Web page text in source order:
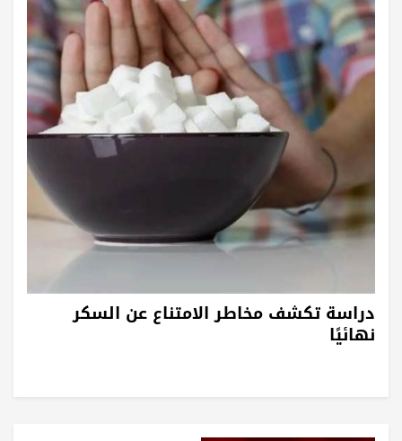
دراسة تكشف مخاطر الامتناع عن السكر
نهائيًا